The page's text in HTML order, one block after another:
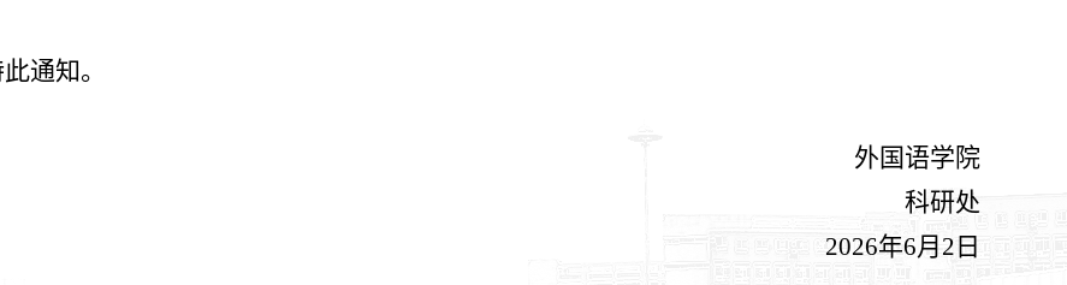
通知。
外国语学院
科研处
2026年6月2日